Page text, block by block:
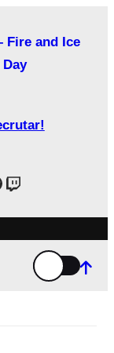
Fire and Ice
Day
Twitch